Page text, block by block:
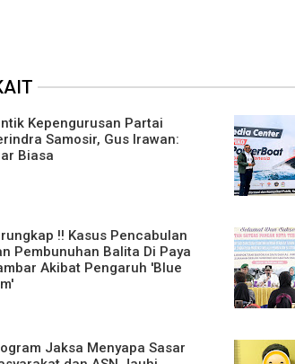
Kepengurusan Partai
Samosir, Gus Irawan:
Biasa
!! Kasus Pencabulan
Pembunuhan Balita Di Paya
Akibat Pengaruh 'Blue
Jaksa Menyapa Sasar